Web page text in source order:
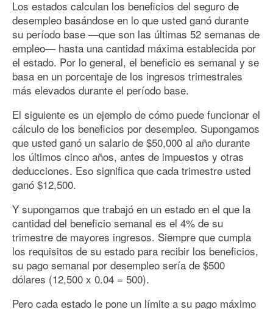
Los estados calculan los beneficios del seguro de
desempleo basándose en lo que usted ganó durante
su período base —que son las últimas 52 semanas de
empleo— hasta una cantidad máxima establecida por
el estado. Por lo general, el beneficio es semanal y se
basa en un porcentaje de los ingresos trimestrales
más elevados durante el período base.
El siguiente es un ejemplo de cómo puede funcionar el
cálculo de los beneficios por desempleo. Supongamos
que usted ganó un salario de $50,000 al año durante
los últimos cinco años, antes de impuestos y otras
deducciones. Eso significa que cada trimestre usted
ganó $12,500.
Y supongamos que trabajó en un estado en el que la
cantidad del beneficio semanal es el 4% de su
trimestre de mayores ingresos. Siempre que cumpla
los requisitos de su estado para recibir los beneficios,
su pago semanal por desempleo sería de $500
dólares (12,500 x 0.04 = 500).
Pero cada estado le pone un límite a su pago máximo